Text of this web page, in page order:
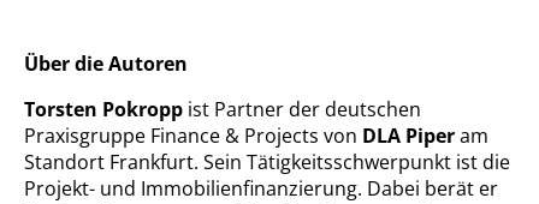
Über die Autoren
Torsten Pokropp ist Partner der deutschen
Praxisgruppe Finance & Projects von DLA Piperam
Standort Frankfurt. Sein Tätigkeitsschwerpunkt ist die
Projekt- und Immobilienfinanzierung. Dabei berät er